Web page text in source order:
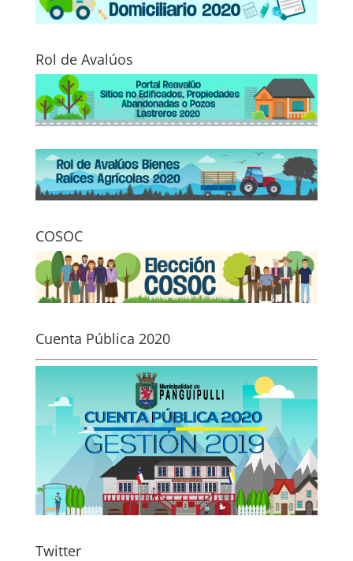
Rol de Avalúos
COSOC
Cuenta Pública 2020
Twitter